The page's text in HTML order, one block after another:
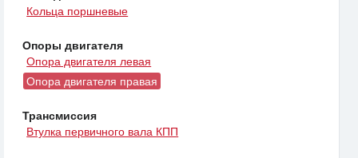
Кольца поршневые
Опоры двигателя
Опора двигателя левая
Опора двигателя правая
Трансмиссия
Втулка первичного вала КПП